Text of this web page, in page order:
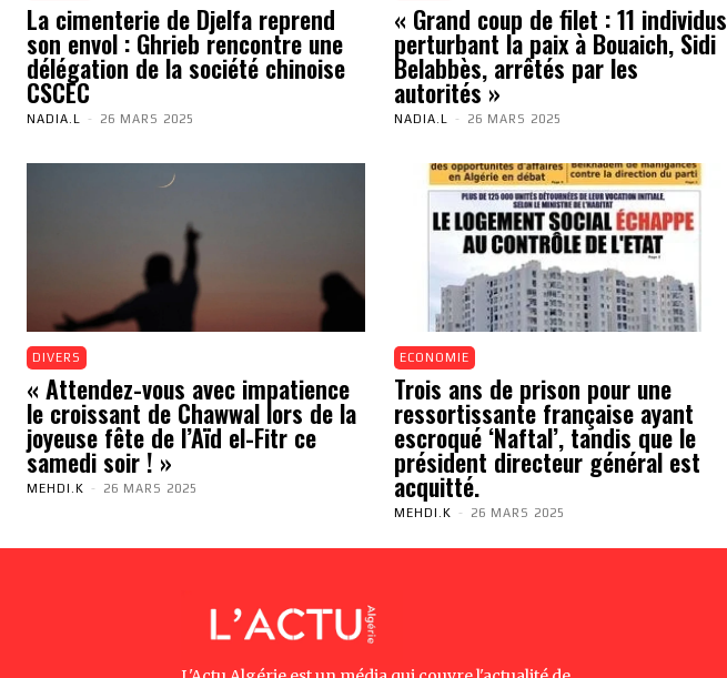
La cimenterie de Djelfa reprend
son envol : Ghrieb rencontre une
délégation de la société chinoise
CSCEC
NADIA.L - 26 MARS 2025
« Grand coup de filet : 11 individus
perturbant la paix à Bouaich, Sidi
Belabbès, arrêtés par les
autorités »
NADIA.L - 26 MARS 2025
DIVERS
« Attendez-vous avec impatience
le croissant de Chawwal lors de la
joyeuse fête de l’Aïd el-Fitr ce
samedi soir ! »
MEHDI.K - 26 MARS 2025
ECONOMIE
Trois ans de prison pour une
ressortissante française ayant
escroqué ‘Naftal’, tandis que le
président directeur général est
acquitté.
MEHDI.K - 26 MARS 2025